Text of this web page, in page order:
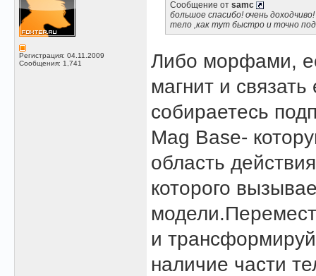
Регистрация: 04.11.2009
Сообщения: 1,741
Сообщение от samc
большое спасибо! очень
тело ,как тут быстро и точно
Либо морфами,
магнит и
собираетесь
Mag Base-
область
которого
и
наличие части